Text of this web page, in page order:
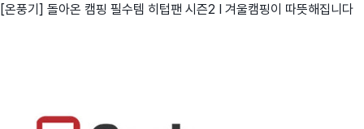
[온풍기] 돌아온 캠핑 필수템 히텁팬 시즌2 I 겨울캠핑이 따뜻해집니다